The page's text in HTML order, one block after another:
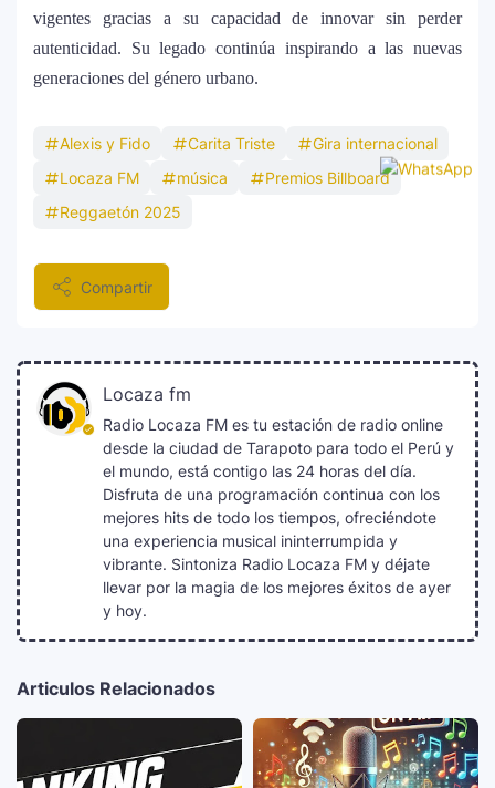
vigentes gracias a su capacidad de innovar sin perder
autenticidad. Su legado continúa inspirando a las nuevas
generaciones del género urbano.
Alexis y Fido Carita Triste
Gira internacional
Locaza FM
música
Premios Billboard
Reggaetón 2025
Compartir
Locaza fm
Radio Locaza FM es tu estación de radio online
desde la ciudad de Tarapoto para todo el Perú y
el mundo, está contigo las 24 horas del día.
Disfruta de una programación continua con los
mejores hits de todo los tiempos, ofreciéndote
una experiencia musical ininterrumpida y
vibrante. Sintoniza Radio Locaza FM y déjate
llevar por la magia de los mejores éxitos de ayer
y hoy.
Articulos Relacionados